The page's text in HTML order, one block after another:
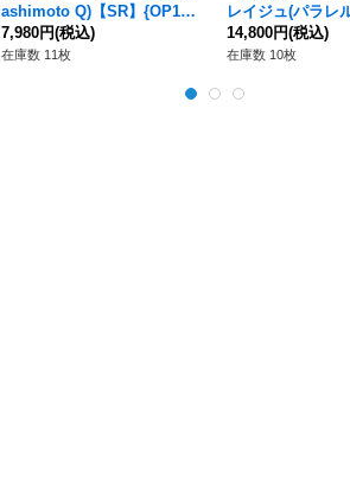
ashimoto Q)【SR】{OP13-1
08}
7,980円(税込)
在庫数 11枚
レイジュ(パラレ
ット柄)【SP】
14,800円(税込)
在庫数 10枚